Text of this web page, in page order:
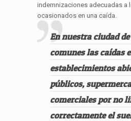
indemnizaciones adecuadas a
ocasionados en una caída.
En nuestra ciudad
comunes las caídas
establecimientos
públicos,
comerciales por no
correctamente el